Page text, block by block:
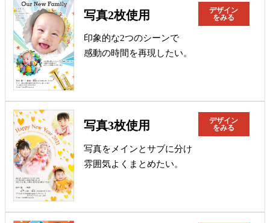
写真2枚使用
デザイン
をみる
印象的な2つのシーンで
感動の時間を再現したい。
写真3枚使用
デザイン
をみる
写真をメインとサブに分け
雰囲気よくまとめたい。